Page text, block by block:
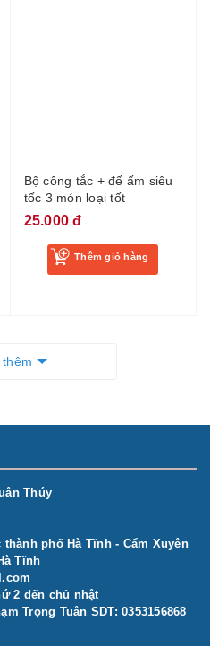
Bộ công tắc + đế ấm siêu
tốc 3 món loại tốt
25.000 đ
Thêm giỏ hàng
Thúy
phố Hà Tĩnh - Cẩm Xuyên
Tĩnh
2 đến chủ nhật
Trọng Tuân SDT: 0353156868